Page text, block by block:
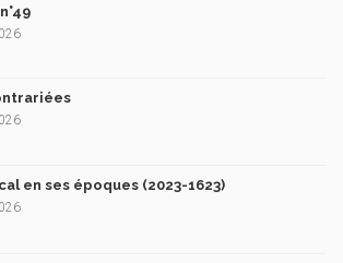
en ses époques (2023-1623)